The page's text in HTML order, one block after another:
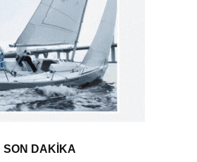
SON DAKİKA